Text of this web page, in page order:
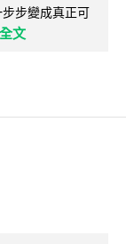
步變成真正可
文